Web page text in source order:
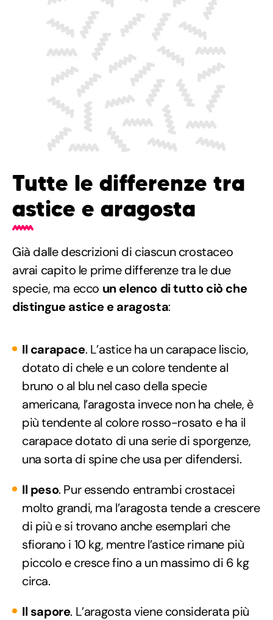
Tutte le differenze tra
astice e aragosta
Già dalle descrizioni di ciascun crostaceo
avrai capito le prime differenze tra le due
specie, ma ecco un elenco di tutto ciò che
distingue astice e aragosta:
Il carapace. L’astice ha un carapace liscio,
dotato di chele e un colore tendente al
bruno o al blu nel caso della specie
americana, l’aragosta invece non ha chele, è
più tendente al colore rosso-rosato e ha il
carapace dotato di una serie di sporgenze,
una sorta di spine che usa per difendersi.
Il peso. Pur essendo entrambi crostacei
molto grandi, ma l’aragosta tende a crescere
di più e si trovano anche esemplari che
sfiorano i 10 kg, mentre l’astice rimane più
piccolo e cresce fino a un massimo di 6 kg
circa.
Il sapore. L’aragosta viene considerata più